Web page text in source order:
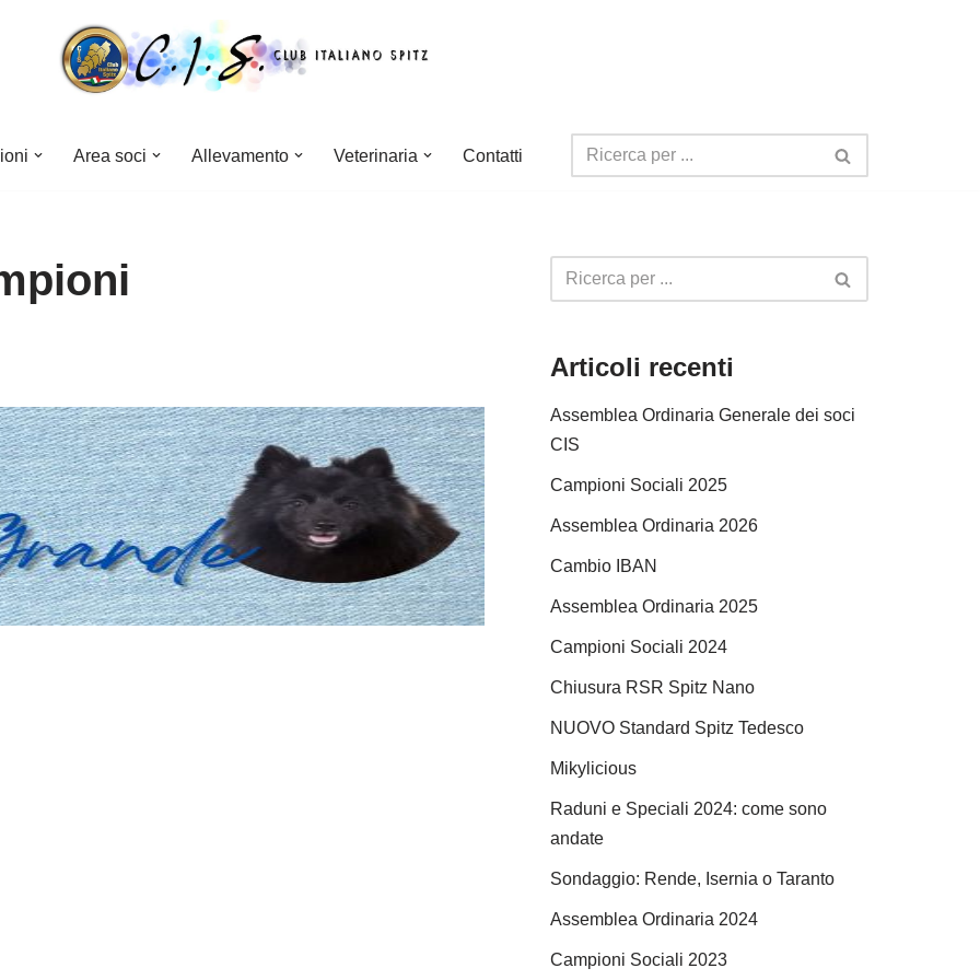
Area soci Allevamento Veterinaria Contatti
Articoli recenti
Assemblea Ordinaria Generale dei soci
CIS
Campioni Sociali 2025
Assemblea Ordinaria 2026
Cambio IBAN
Assemblea Ordinaria 2025
Campioni Sociali 2024
Chiusura RSR Spitz Nano
NUOVO Standard Spitz Tedesco
Mikylicious
Raduni e Speciali 2024: come sono
andate
Sondaggio: Rende, Isernia o Taranto
Assemblea Ordinaria 2024
Campioni Sociali 2023